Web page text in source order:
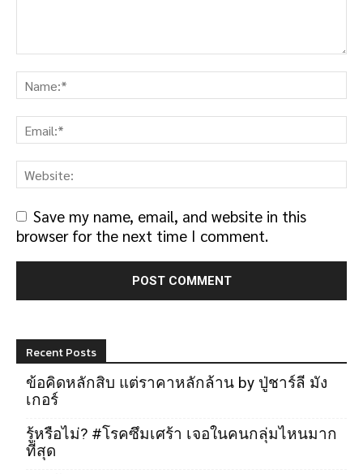
Save my name, email, and website in this
browser for the next time I comment.
Recent Posts
ข้อคิดหลักสิบ แต่ราคาหลักล้าน by ปู่ชาร์ลี มัง
เกอร์
รู้หรือไม่? #โรคซึมเศร้า เจอในคนกลุ่มไหนมาก
ที่สุด